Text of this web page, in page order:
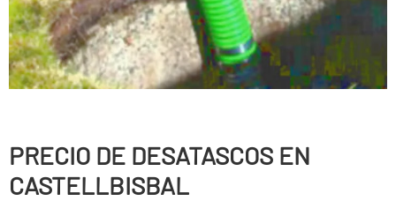
PRECIO DE DESATASCOS EN
CASTELLBISBAL